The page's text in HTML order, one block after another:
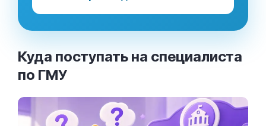
Куда поступать на специалиста
по ГМУ